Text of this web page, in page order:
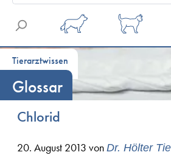
Tierarztwissen
Glossar
Chlorid
20. August 2013 von Dr. Hölter